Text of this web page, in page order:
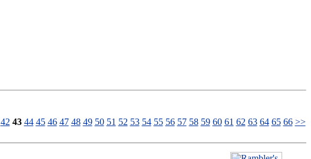
42 43 44 45 46 47 48 49 50 51 52 53 54 55 56 57 58 59 60 61 62 63 64 65 66 >>